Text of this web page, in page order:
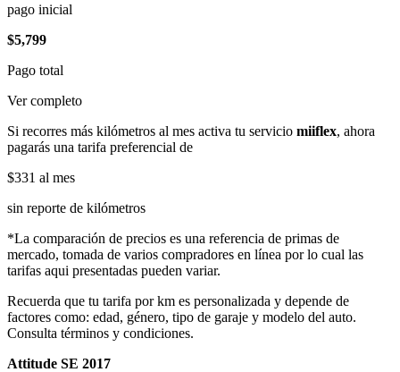
pago inicial
$5,799
Pago total
Ver completo
Si recorres más kilómetros al mes activa tu servicio miiflex, ahora
pagarás una tarifa preferencial de
$331 al mes
sin reporte de kilómetros
*La comparación de precios es una referencia de primas de
mercado, tomada de varios compradores en línea por lo cual las
tarifas aqui presentadas pueden variar.
Recuerda que tu tarifa por km es personalizada y depende de
factores como: edad, género, tipo de garaje y modelo del auto.
Consulta términos y condiciones.
Attitude SE 2017